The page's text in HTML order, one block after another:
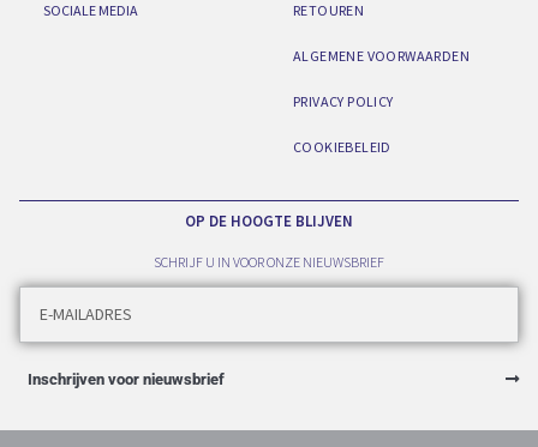
SOCIALE MEDIA RETOUREN
ALGEMENE VOORWAARDEN
PRIVACY POLICY
COOKIEBELEID
OP DE HOOGTE BLIJVEN
SCHRIJF U IN VOOR ONZE NIEUWSBRIEF
Inschrijven voor nieuwsbrief